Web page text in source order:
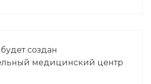
создан
медицинский центр